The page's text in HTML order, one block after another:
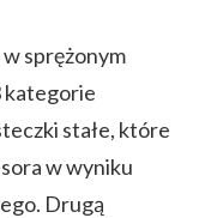
w sprężonym
kategorie
stałe, które
w wyniku
Drugą